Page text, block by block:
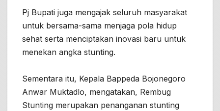
Pj Bupati juga mengajak seluruh masyarakat
untuk bersama-sama menjaga pola hidup
sehat serta menciptakan inovasi baru untuk
menekan angka stunting.
Sementara itu, Kepala Bappeda Bojonegoro
Anwar Muktadlo, mengatakan, Rembug
Stunting merupakan penanganan stunting